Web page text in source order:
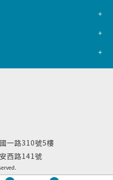
一路310號5樓
西路141號